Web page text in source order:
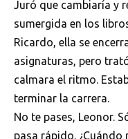
Juró que cambiaría y
sumergida en los
Ricardo, ella se
asignaturas, pero
calmara el ritmo.
terminar la carrera.
No te pases, Leonor.
pasa rápido.